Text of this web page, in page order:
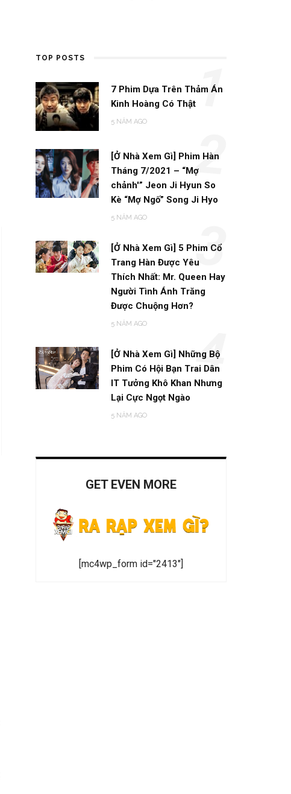
TOP POSTS
7 Phim Dựa Trên Thảm Án
Kinh Hoàng Có Thật
5 NĂM AGO
1
[Ở Nhà Xem Gì] Phim Hàn
Tháng 7/2021 – “Mợ
chảnh'” Jeon Ji Hyun So
Kè “Mợ Ngố” Song Ji Hyo
5 NĂM AGO
2
[Ở Nhà Xem Gì] 5 Phim Cổ
Trang Hàn Được Yêu
Thích Nhất: Mr. Queen Hay
Người Tình Ánh Trăng
Được Chuộng Hơn?
5 NĂM AGO
3
[Ở Nhà Xem Gì] Những Bộ
Phim Có Hội Bạn Trai Dân
IT Tưởng Khô Khan Nhưng
Lại Cực Ngọt Ngào
5 NĂM AGO
4
GET EVEN MORE
[mc4wp_form id="2413"]